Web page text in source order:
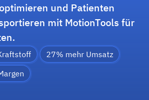
und Patienten
mit MotionTools für
27% mehr Umsatz